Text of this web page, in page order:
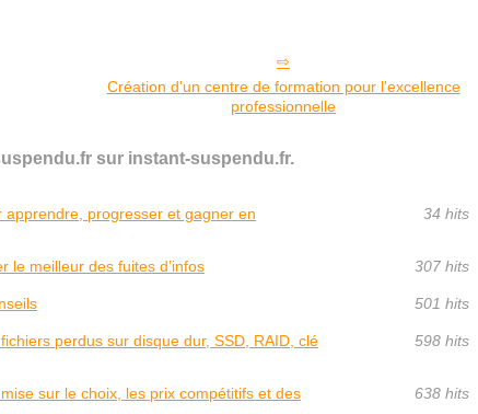
Création d'un centre de formation pour l'excellence
professionnelle
sur instant-suspendu.fr.
apprendre, progresser et gagner en
34 hits
le meilleur des fuites d’infos 307 hits
501 hits
perdus sur disque dur, SSD, RAID, clé
598 hits
sur le choix, les prix compétitifs et des
638 hits